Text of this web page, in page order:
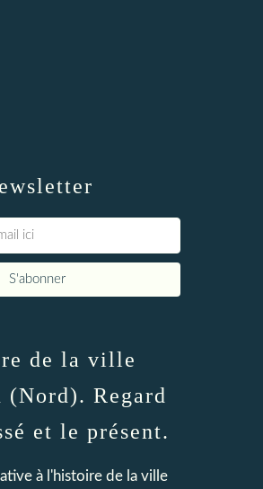
de la ville
Regard
et le présent.
à l'histoire de la ville